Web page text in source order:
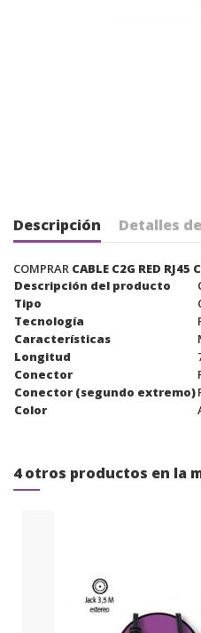
Descripción Detalles
COMPRAR CABLE C2G RED RJ45
Descripción del producto
Tipo
Tecnología
Características
Longitud
Conector
Conector (segundo extremo)
Color
4 otros productos en la